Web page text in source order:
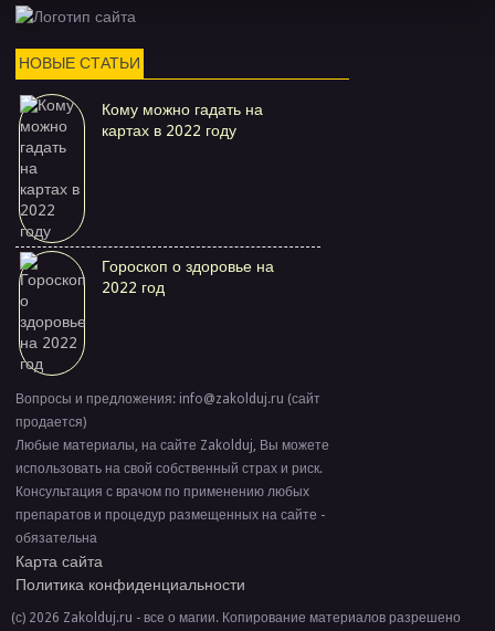
НОВЫЕ СТАТЬИ
Кому можно гадать на
картах в 2022 году
Гороскоп о здоровье на
2022 год
Вопросы и предложения: info@zakolduj.ru (сайт
продается)
Любые материалы, на сайте Zakolduj, Вы можете
использовать на свой собственный страх и риск.
Консультация с врачом по применению любых
препаратов и процедур размещенных на сайте -
обязательна
Карта сайта
Политика конфиденциальности
(с) 2026 Zakolduj.ru - все о магии. Копирование материалов разрешено